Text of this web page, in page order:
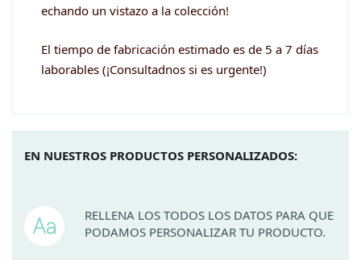
echando un vistazo a la colección!
El tiempo de fabricación estimado es de 5 a 7 días
laborables (¡Consultadnos si es urgente!)
EN NUESTROS PRODUCTOS PERSONALIZADOS:
RELLENA LOS TODOS LOS DATOS PARA QUE
PODAMOS PERSONALIZAR TU PRODUCTO.